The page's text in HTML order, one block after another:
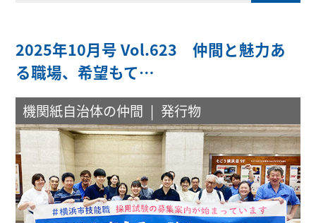
2025年10月号 Vol.623 仲間と魅力あ
る職場、希望もて…
機関紙自治体の仲間 発行物